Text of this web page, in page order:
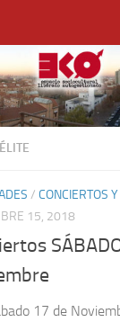
/ CONCIERTOS
15, 2018
17 de